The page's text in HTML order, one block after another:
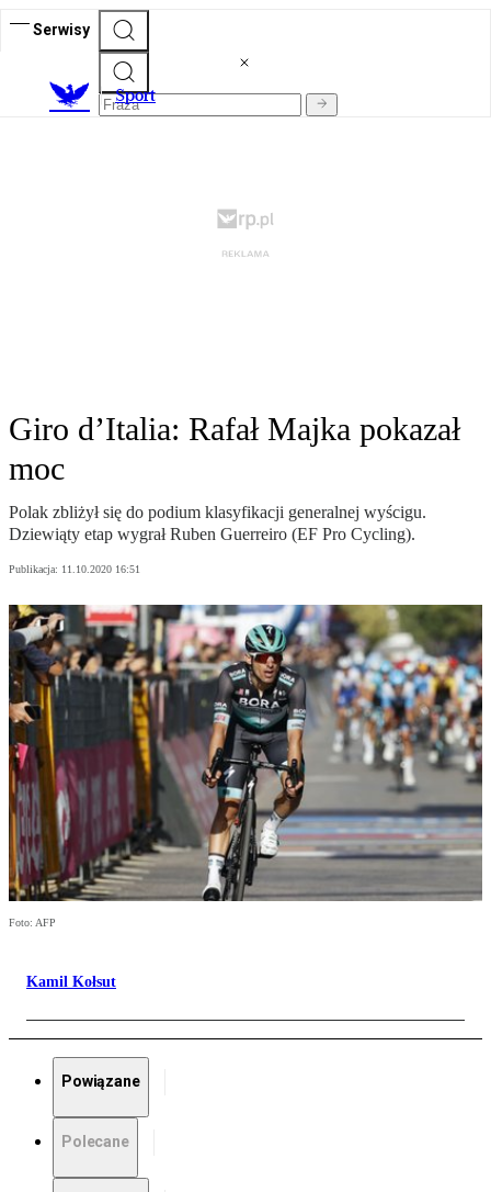
Serwisy
Sport
Giro d’Italia: Rafał Majka pokazał
moc
Polak zbliżył się do podium klasyfikacji generalnej wyścigu.
Dziewiąty etap wygrał Ruben Guerreiro (EF Pro Cycling).
Publikacja: 11.10.2020 16:51
Foto: AFP
Kamil Kołsut
Powiązane
Polecane